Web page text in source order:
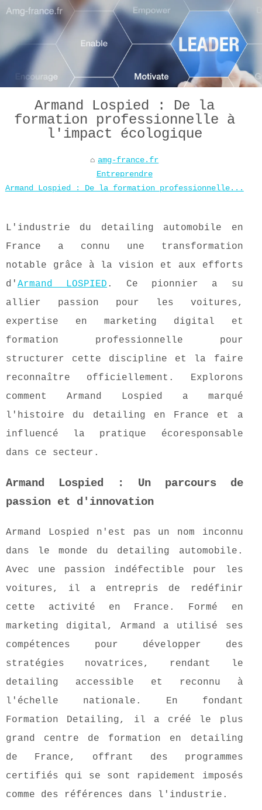
Armand Lospied : De la
formation professionnelle à
l'impact écologique
amg-france.fr
Entreprendre
Armand Lospied : De la formation professionnelle...
L'industrie du detailing automobile en
France a connu une transformation
notable grâce à la vision et aux efforts
d' Armand LOSPIED . Ce pionnier a su
allier passion pour les voitures,
expertise en marketing digital et
formation professionnelle pour
structurer cette discipline et la faire
reconnaître officiellement. Explorons
comment Armand Lospied a marqué
l'histoire du detailing en France et a
influencé la pratique écoresponsable
dans ce secteur.
Armand Lospied : Un parcours de
passion et d'innovation
Armand Lospied n'est pas un nom inconnu
dans le monde du detailing automobile.
Avec une passion indéfectible pour les
voitures, il a entrepris de redéfinir
cette activité en France. Formé en
marketing digital, Armand a utilisé ses
compétences pour développer des
stratégies novatrices, rendant le
detailing accessible et reconnu à
l'échelle nationale. En fondant
Formation Detailing, il a créé le plus
grand centre de formation en detailing
de France, offrant des programmes
certifiés qui se sont rapidement imposés
comme des références dans l'industrie.